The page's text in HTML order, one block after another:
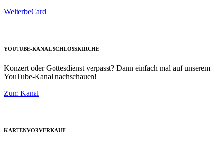
WelterbeCard
YOUTUBE-KANAL SCHLOSSKIRCHE
Konzert oder Gottesdienst verpasst? Dann einfach mal auf unserem
YouTube-Kanal nachschauen!
Zum Kanal
KARTENVORVERKAUF